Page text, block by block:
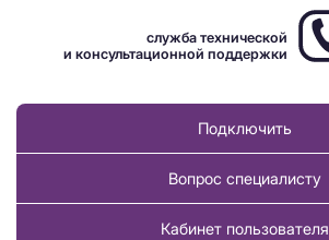
служба технической
и консультационной поддержки
Подключить
Вопрос специалисту
Кабинет пользователя